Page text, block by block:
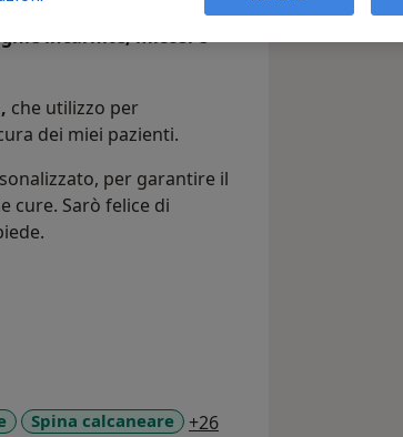
su misura e tratto diverse
incarnite, micosi e
che utilizzo per
dei miei pazienti.
per garantire il
cure. Sarò felice di
Spina calcaneare +26a11y_sr_more_diseases